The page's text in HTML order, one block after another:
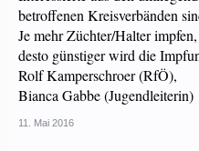
betroffenen Kreisverbänden
Je mehr Züchter/Halter
desto günstiger wird die
Rolf Kamperschroer (RfÖ),
Bianca Gabbe (Jugendleiterin)
11. Mai 2016